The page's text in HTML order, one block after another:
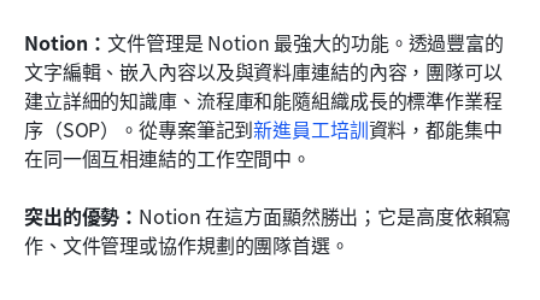
Notion：文件管理是 Notion 最強大的功能。透過豐富的
文字編輯、嵌入內容以及與資料庫連結的內容，團隊可以
建立詳細的知識庫、流程庫和能隨組織成長的標準作業程
序（SOP）。從專案筆記到新進員工培訓資料，都能集中
在同一個互相連結的工作空間中。
突出的優勢： Notion 在這方面顯然勝出；它是高度依賴寫
作、文件管理或協作規劃的團隊首選。